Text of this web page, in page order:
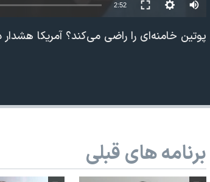
Auto
2:52
پوتین خامنه‌ای را راضی می‌کند؟ آمریکا
برنامه های قبلی